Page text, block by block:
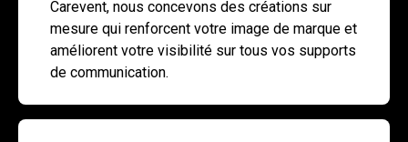
Carevent, nous concevons des créations sur
mesure qui renforcent votre image de marque et
améliorent votre visibilité sur tous vos supports
de communication.